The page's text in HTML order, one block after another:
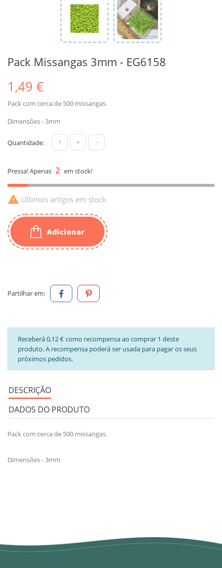
Pack Missangas 3mm - EG6158
1,49 €
Pack com cerca de 500 missangas.
Dimensões - 3mm
Quantidade: + -
Pressa! Apenas 2 em stock!
 Últimos artigos em stock
Adicionar
Partilhar em:
Receberá 0,12 € como recompensa ao comprar 1 deste
produto. A recompensa poderá ser usada para pagar os seus
próximos pedidos.
DESCRIÇÃO
DADOS DO PRODUTO
Pack com cerca de 500 missangas.
Dimensões - 3mm